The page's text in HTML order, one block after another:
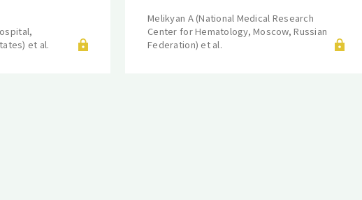
et al.
Melikyan A (National Medical Research
Center for Hematology, Moscow, Russian
Federation) et al.